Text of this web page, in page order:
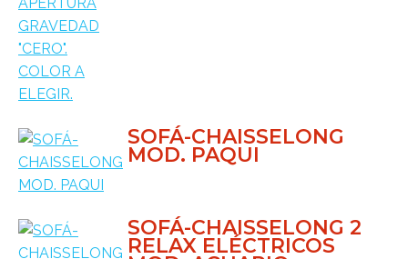
SOFÁ-CHAISSELONG
MOD. PAQUI
SOFÁ-CHAISSELONG 2
RELAX ELÉCTRICOS